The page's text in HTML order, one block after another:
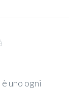
uno ogni